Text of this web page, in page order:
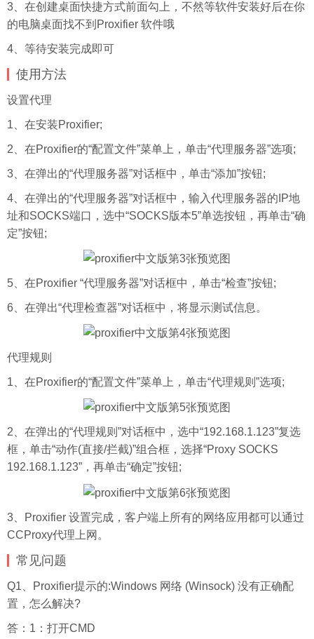
3、在创建桌面快捷方式前面勾上，不然等软件安装好后在你
的电脑桌面找不到Proxifier 软件哦
4、等待安装完成即可
使用方法
设置代理
1、在安装Proxifier;
2、在Proxifier的“配置文件”菜单上，单击“代理服务器”选项;
3、在弹出的“代理服务器”对话框中，单击“添加”按钮;
4、在弹出的“代理服务器”对话框中，输入代理服务器的IP地
址和SOCKS端口，选中“SOCKS版本5”单选按钮，再单击“确
定”按钮;
5、在Proxifier “代理服务器”对话框中，单击“检查”按钮;
6、在弹出“代理检查器”对话框中，将显示测试信息。
代理规则
1、在Proxifier的“配置文件”菜单上，单击“代理规则”选项;
2、在弹出的“代理规则”对话框中，选中“192.168.1.123”复选
框，单击“动作(直接/拦截)”组合框，选择“Proxy SOCKS
192.168.1.123”，再单击“确定”按钮;
3、Proxifier 设置完成，客户端上所有的网络应用都可以通过
CCProxy代理上网。
常见问题
Q1、Proxifier提示的:Windows 网络 (Winsock) 没有正确配
置，怎么解决?
答：1：打开CMD